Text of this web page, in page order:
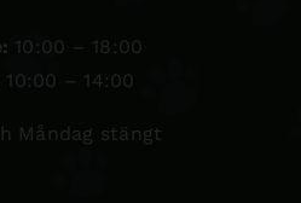
10:00 – 18:00
10:00 – 14:00
Måndag stängt